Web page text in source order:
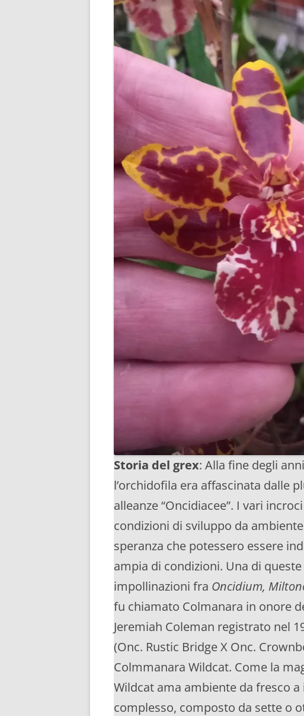
Storia del grex: Alla fine degli anni
l’orchidofila era affascinata dalle
alleanze “Oncidiacee”. I vari
condizioni di sviluppo da
speranza che potessero essere
ampia di condizioni. Una di
impollinazioni fra Oncidium,
fu chiamato Colmanara in onore
Jeremiah Coleman registrato nel
(Onc. Rustic Bridge X Onc.
Colmmanara Wildcat. Come la
Wildcat ama ambiente da fresco
complesso, composto da sette o